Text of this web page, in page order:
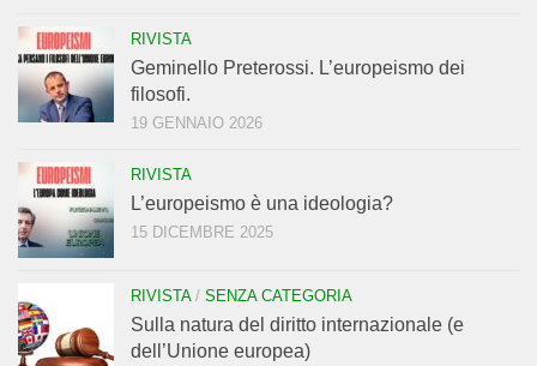
RIVISTA
Geminello Preterossi. L’europeismo dei
filosofi.
19 GENNAIO 2026
RIVISTA
L’europeismo è una ideologia?
15 DICEMBRE 2025
RIVISTA/ SENZA CATEGORIA
Sulla natura del diritto internazionale (e
dell’Unione europea)